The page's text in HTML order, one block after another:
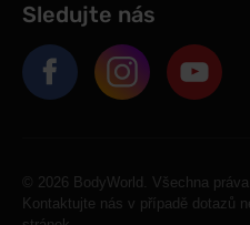
Sledujte nás
© 2026 BodyWorld. Všechna
Kontaktujte nás v případě dotazů